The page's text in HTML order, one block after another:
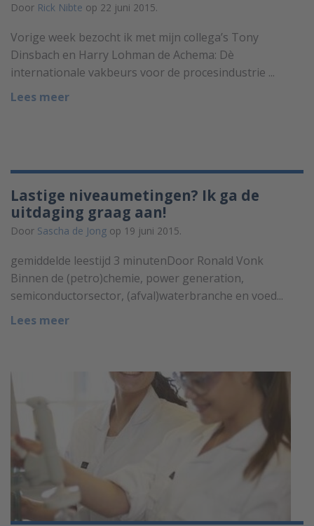
Door Rick Nibte op 22 juni 2015.
Vorige week bezocht ik met mijn collega’s Tony
Dinsbach en Harry Lohman de Achema: Dè
internationale vakbeurs voor de procesindustrie ...
Lees meer
Lastige niveaumetingen? Ik ga de
uitdaging graag aan!
Door Sascha de Jong op 19 juni 2015.
gemiddelde leestijd 3 minutenDoor Ronald Vonk
Binnen de (petro)chemie, power generation,
semiconductorsector, (afval)waterbranche en voed...
Lees meer